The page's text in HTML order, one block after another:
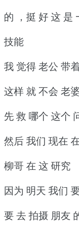
的 ，挺 好 这 是
技能
我 觉得 老公 带
这样 就 不会 老
先 救 哪个 这个
然后 我们 现在
柳哥 在 这 研究
因为 明天 我们
要 去 拍摄 朋友